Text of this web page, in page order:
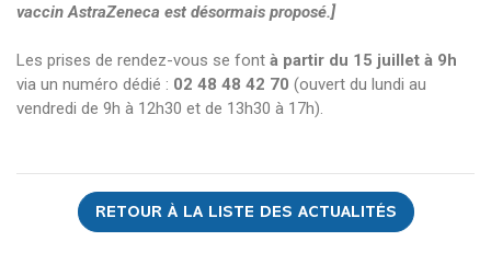
vaccin AstraZeneca est désormais proposé.]
Les prises de rendez-vous se font à partir du 15 juillet à 9h
via un numéro dédié : 02 48 48 42 70 (ouvert du lundi au
vendredi de 9h à 12h30 et de 13h30 à 17h).
RETOUR À LA LISTE DES ACTUALITÉS